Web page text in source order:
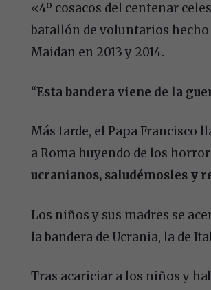
«4º cosacos del centenar
batallón de voluntarios
Maidan en 2013 y 2014.
“Esta bandera viene de la
Más tarde, el Papa Francisco
a Roma huyendo de los
ucranianos, saludémosles y
Los niños y sus madres se
la bandera de Ucrania, la de
Tras acariciar a los niños y